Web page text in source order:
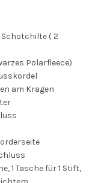
( 2
Polarfleece)
am Kragen
1 Tasche für 1 Stift,